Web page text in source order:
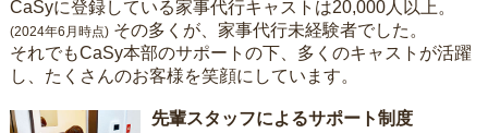
CaSyに登録している家事代行キャストは20,000人以上。
(2024年6月時点) その多くが、家事代行未経験者でした。
それでもCaSy本部のサポートの下、多くのキャストが活躍
し、たくさんのお客様を笑顔にしています。
先輩スタッフによるサポート制度